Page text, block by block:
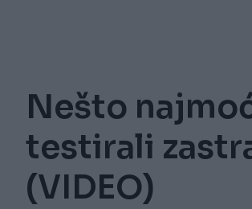
Nešto
testirali
(VIDEO)